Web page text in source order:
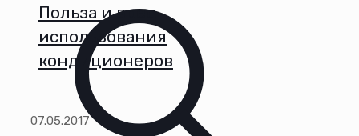
Польза и вред
использования
кондиционеров
07.05.2017